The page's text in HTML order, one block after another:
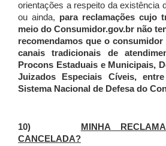
orientações a respeito da existência
ou ainda, para reclamações cujo
meio do Consumidor.gov.br não
recomendamos que o
canais tradicionais de
Procons Estaduais e Municipais,
Juizados Especiais Cíveis,
Sistema Nacional de Defesa do
10)
MINHA
CANCELADA?